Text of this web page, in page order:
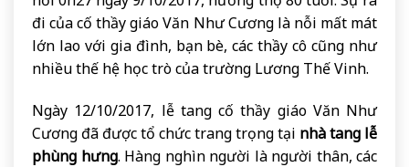
đi của cố thầy giáo Văn Như Cương là nỗi mất mát
lớn lao với gia đình, bạn bè, các thầy cô cũng như
nhiều thế hệ học trò của trường Lương Thế Vinh.
Ngày 12/10/2017, lễ tang cố thầy giáo Văn Như
Cương đã được tổ chức trang trọng tại nhà tang lễ
phùng hưng. Hàng nghìn người là người thân, các